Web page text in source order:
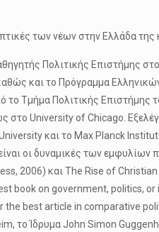
των νέων στην Ελλάδα
Πολιτικής Επιστήμης
και το Πρόγραμμα
το Τμήμα Πολιτικής Επιστήμης
στο University of Chicago.
και το Max Planck
οι δυναμικές των
2006) και The Rise of
book on government, politics,
best article in comparative
το Ίδρυμα John Simon